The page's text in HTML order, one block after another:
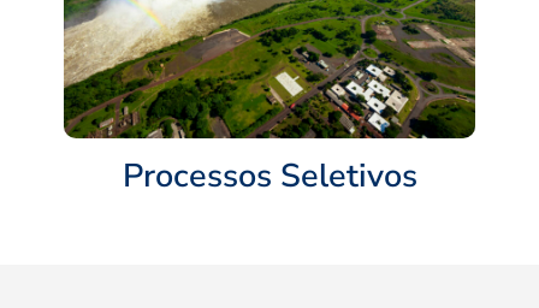
Processos Seletivos